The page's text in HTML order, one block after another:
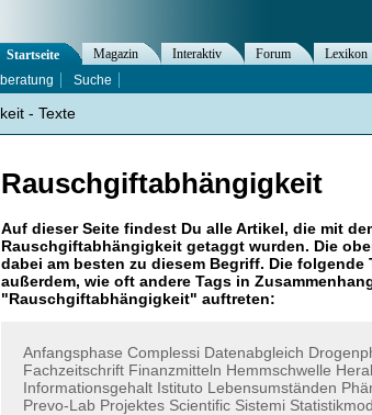
Rauschgiftabhängigkeit
Auf dieser Seite findest Du alle Artikel, die mit
Rauschgiftabhängigkeit getaggt wurden. Die
dabei am besten zu diesem Begriff. Die folgende
außerdem, wie oft andere Tags in
"Rauschgiftabhängigkeit" auftreten:
Anfangsphase Complessi Datenabgleich
Fachzeitschrift Finanzmitteln Hemmschwelle
Informationsgehalt Istituto Lebensumständen
Prevo-Lab Projektes Scientific Sistemi
Startseite Magazin Interaktiv Forum Lexikon
Suche
- Texte